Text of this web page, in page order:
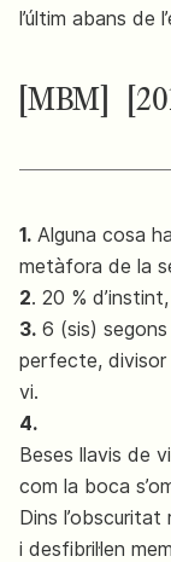
l’últim abans de
[MBM]
1. Alguna cosa
metàfora de la
2. 20 %
3. 6 (sis)
perfecte, divisor
vi.
4.
Beses llavis de
com la boca
Dins
i desfibril·len